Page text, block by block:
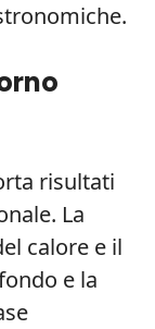
risultati
La
calore e il
e la